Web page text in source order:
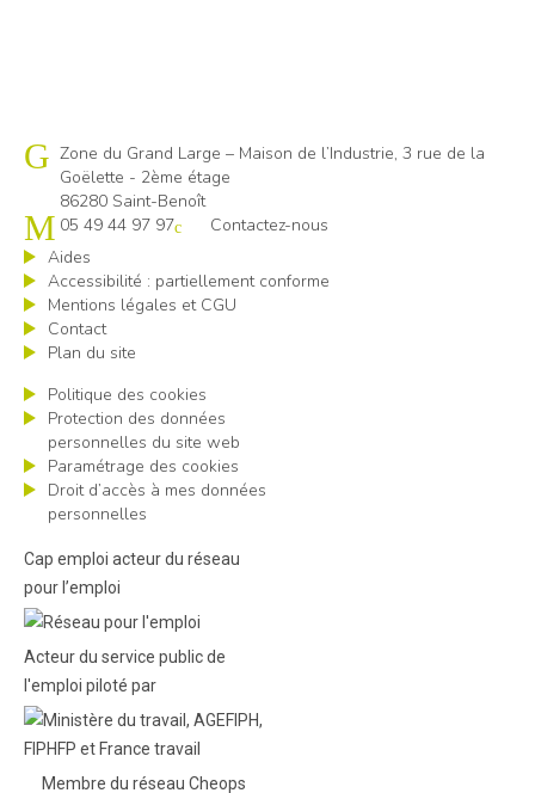
Cap emploi 86
Zone du Grand Large – Maison de l’Industrie, 3 rue de la
Goëlette - 2ème étage
86280 Saint-Benoît
05 49 44 97 97
Contactez-nous
Aides
Accessibilité : partiellement conforme
Mentions légales et CGU
Contact
Plan du site
Politique des cookies
Protection des données
personnelles du site web
Paramétrage des cookies
Droit d’accès à mes données
personnelles
Cap emploi acteur du réseau
pour l’emploi
Acteur du service public de
l'emploi piloté par
Membre du réseau Cheops